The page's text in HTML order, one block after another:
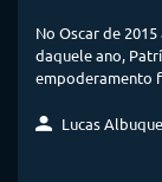
No Oscar de
daquele ano,
empoderamento
Lucas